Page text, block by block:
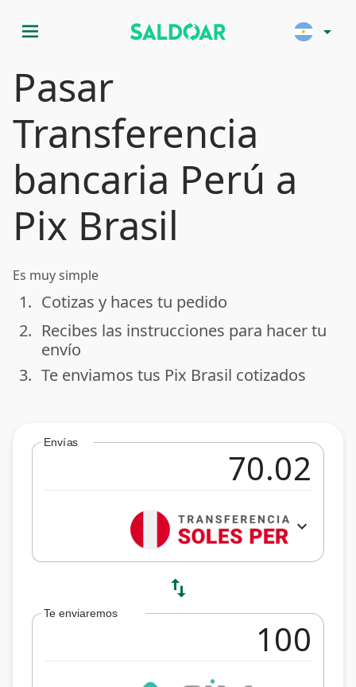
menu arrow_drop_down
Pasar
Transferencia
bancaria Perú a
Pix Brasil
Es muy simple
done
1. Cotizas y haces tu pedido
done
2. Recibes las instrucciones para hacer tu
envío
done
3. Te enviamos tus Pix Brasil cotizados
Envías
expand_more
swap_vert
Te enviaremos